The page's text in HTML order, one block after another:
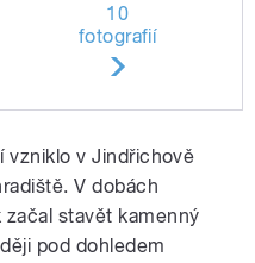
10
fotografií
vzniklo v Jindřichově
V dobách
stavět kamenný
pod dohledem